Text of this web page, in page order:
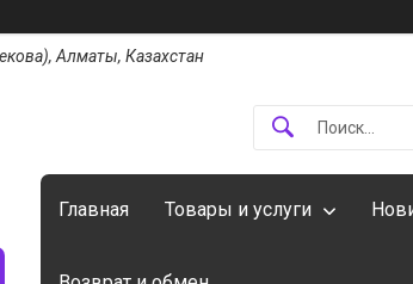
Алматы, Казахстан
Главная Товары и услуги